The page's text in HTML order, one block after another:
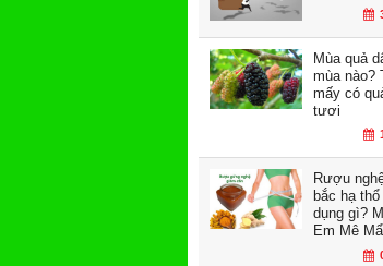
Mùa quả
mùa nào?
mấy có
tươi
Rượu
bắc hạ
dụng gì?
Em Mê